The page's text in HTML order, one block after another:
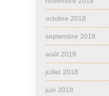
octobre 2018
septembre 2018
août 2018
juillet 2018
juin 2018